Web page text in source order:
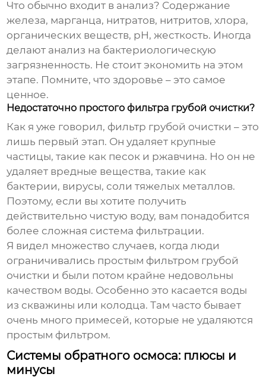
Что обычно входит в анализ? Содержание
железа, марганца, нитратов, нитритов, хлора,
органических веществ, pH, жесткость. Иногда
делают анализ на бактериологическую
загрязненность. Не стоит экономить на этом
этапе. Помните, что здоровье – это самое
ценное.
Недостаточно простого фильтра грубой очистки?
Как я уже говорил, фильтр грубой очистки – это
лишь первый этап. Он удаляет крупные
частицы, такие как песок и ржавчина. Но он не
удаляет вредные вещества, такие как
бактерии, вирусы, соли тяжелых металлов.
Поэтому, если вы хотите получить
действительно чистую воду, вам понадобится
более сложная система фильтрации.
Я видел множество случаев, когда люди
ограничивались простым фильтром грубой
очистки и были потом крайне недовольны
качеством воды. Особенно это касается воды
из скважины или колодца. Там часто бывает
очень много примесей, которые не удаляются
простым фильтром.
Системы обратного осмоса: плюсы и
минусы